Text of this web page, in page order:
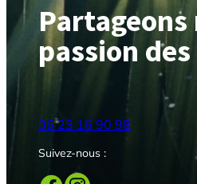
passion
06 23 16 90 98
Suivez-nous :